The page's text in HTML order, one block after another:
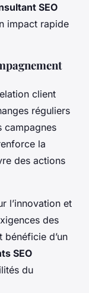
SEO
impact rapide
client
réguliers
campagnes
la
des actions
l’innovation et
des
d’un
SEO
du